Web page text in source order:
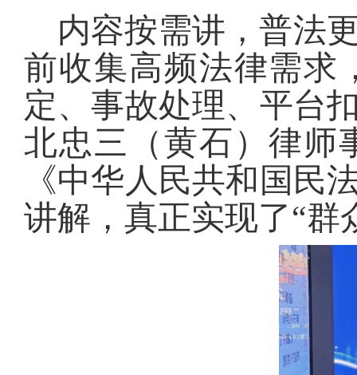
内容按需讲，普法
前收集高频法律需求
定、事故处理、平台
北忠三（黄石）律师
《中华人民共和国民
讲解，真正实现了“